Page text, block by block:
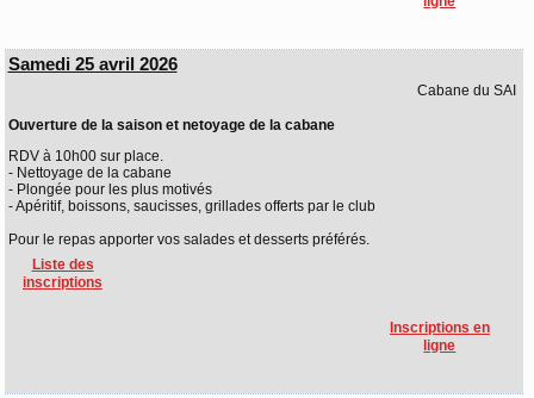
Samedi 25 avril 2026
Cabane du SAI
Ouverture de la saison et netoyage de la cabane
RDV à 10h00 sur place.
- Nettoyage de la cabane
- Plongée pour les plus motivés
- Apéritif, boissons, saucisses, grillades offerts par le club
Pour le repas apporter vos salades et desserts préférés.
Liste des
inscriptions
Inscriptions en
ligne